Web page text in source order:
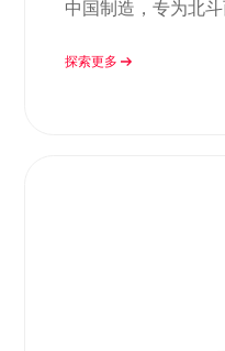
中国制造，专为北
探索更多